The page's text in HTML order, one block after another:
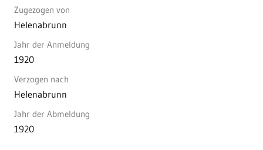
Zugezogen von
Helenabrunn
Jahr der Anmeldung
1920
Verzogen nach
Helenabrunn
Jahr der Abmeldung
1920